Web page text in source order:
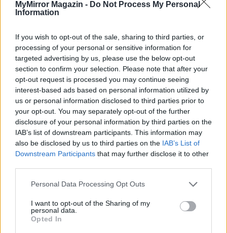
MyMirror Magazin - Do Not Process My Personal
Information
If you wish to opt-out of the sale, sharing to third parties, or
processing of your personal or sensitive information for
targeted advertising by us, please use the below opt-out
section to confirm your selection. Please note that after your
opt-out request is processed you may continue seeing
interest-based ads based on personal information utilized by
us or personal information disclosed to third parties prior to
your opt-out. You may separately opt-out of the further
disclosure of your personal information by third parties on the
IAB’s list of downstream participants. This information may
also be disclosed by us to third parties on the IAB’s List of
Downstream Participants that may further disclose it to other
Personal Data Processing Opt Outs
I want to opt-out of the Sharing of my
personal data.
Opted In
Minka 12. rész
Minka 11. rész
T. szereti a fiatal lányokat 14. rész
Pedig szóltam… – Miért nem hiszünk a
A legidegesítőbb kifejezések laza
gyűjteménye